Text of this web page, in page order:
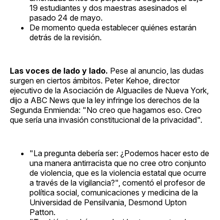
19 estudiantes y dos maestras asesinados el
pasado 24 de mayo.
De momento queda establecer quiénes estarán
detrás de la revisión.
Las voces de lado y lado. Pese al anuncio, las dudas
surgen en ciertos ámbitos. Peter Kehoe, director
ejecutivo de la Asociación de Alguaciles de Nueva York,
dijo a ABC News que la ley infringe los derechos de la
Segunda Enmienda: "No creo que hagamos eso. Creo
que sería una invasión constitucional de la privacidad".
"La pregunta debería ser: ¿Podemos hacer esto de
una manera antirracista que no cree otro conjunto
de violencia, que es la violencia estatal que ocurre
a través de la vigilancia?", comentó el profesor de
política social, comunicaciones y medicina de la
Universidad de Pensilvania, Desmond Upton
Patton.